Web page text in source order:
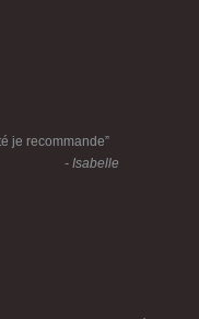
je recommande”
- Isabelle